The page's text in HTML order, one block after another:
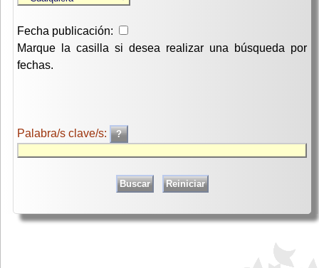
Fecha publicación:
Marque la casilla si desea realizar una búsqueda por
fechas.
Palabra/s clave/s: